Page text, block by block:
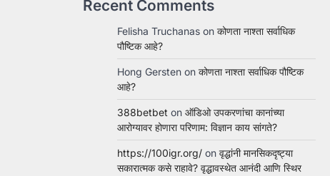
Recent Comments
Felisha Truchanas on कोणता नाश्ता सर्वाधिक
पौष्टिक आहे?
Hong Gersten on कोणता नाश्ता सर्वाधिक पौष्टिक
आहे?
388betbet on ऑडिओ उपकरणांचा कानांच्या
आरोग्यावर होणारा परिणाम: विज्ञान काय सांगते?
https://100igr.org/ on वृद्धांनी मानसिकदृष्ट्या
सकारात्मक कसे राहावे? वृद्धावस्थेत आनंदी आणि स्थिर